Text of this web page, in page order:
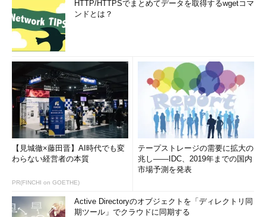
HTTP/HTTPSでまとめてデータを取得するwgetコマ
ンドとは？
【見城徹×藤田晋】AI時代でも変
わらない経営者の本質
PR(FINCHI on GOETHE)
テープストレージの需要に拡大の
兆し――IDC、2019年までの国内
市場予測を発表
Active Directoryのオブジェクトを「ディレクトリ同
期ツール」でクラウドに同期する